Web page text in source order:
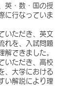
英・数・国の授
に行なっていま
いただき、英文
れを、入試問題
解できました。
いただき、高校
、大学における
い解説により理